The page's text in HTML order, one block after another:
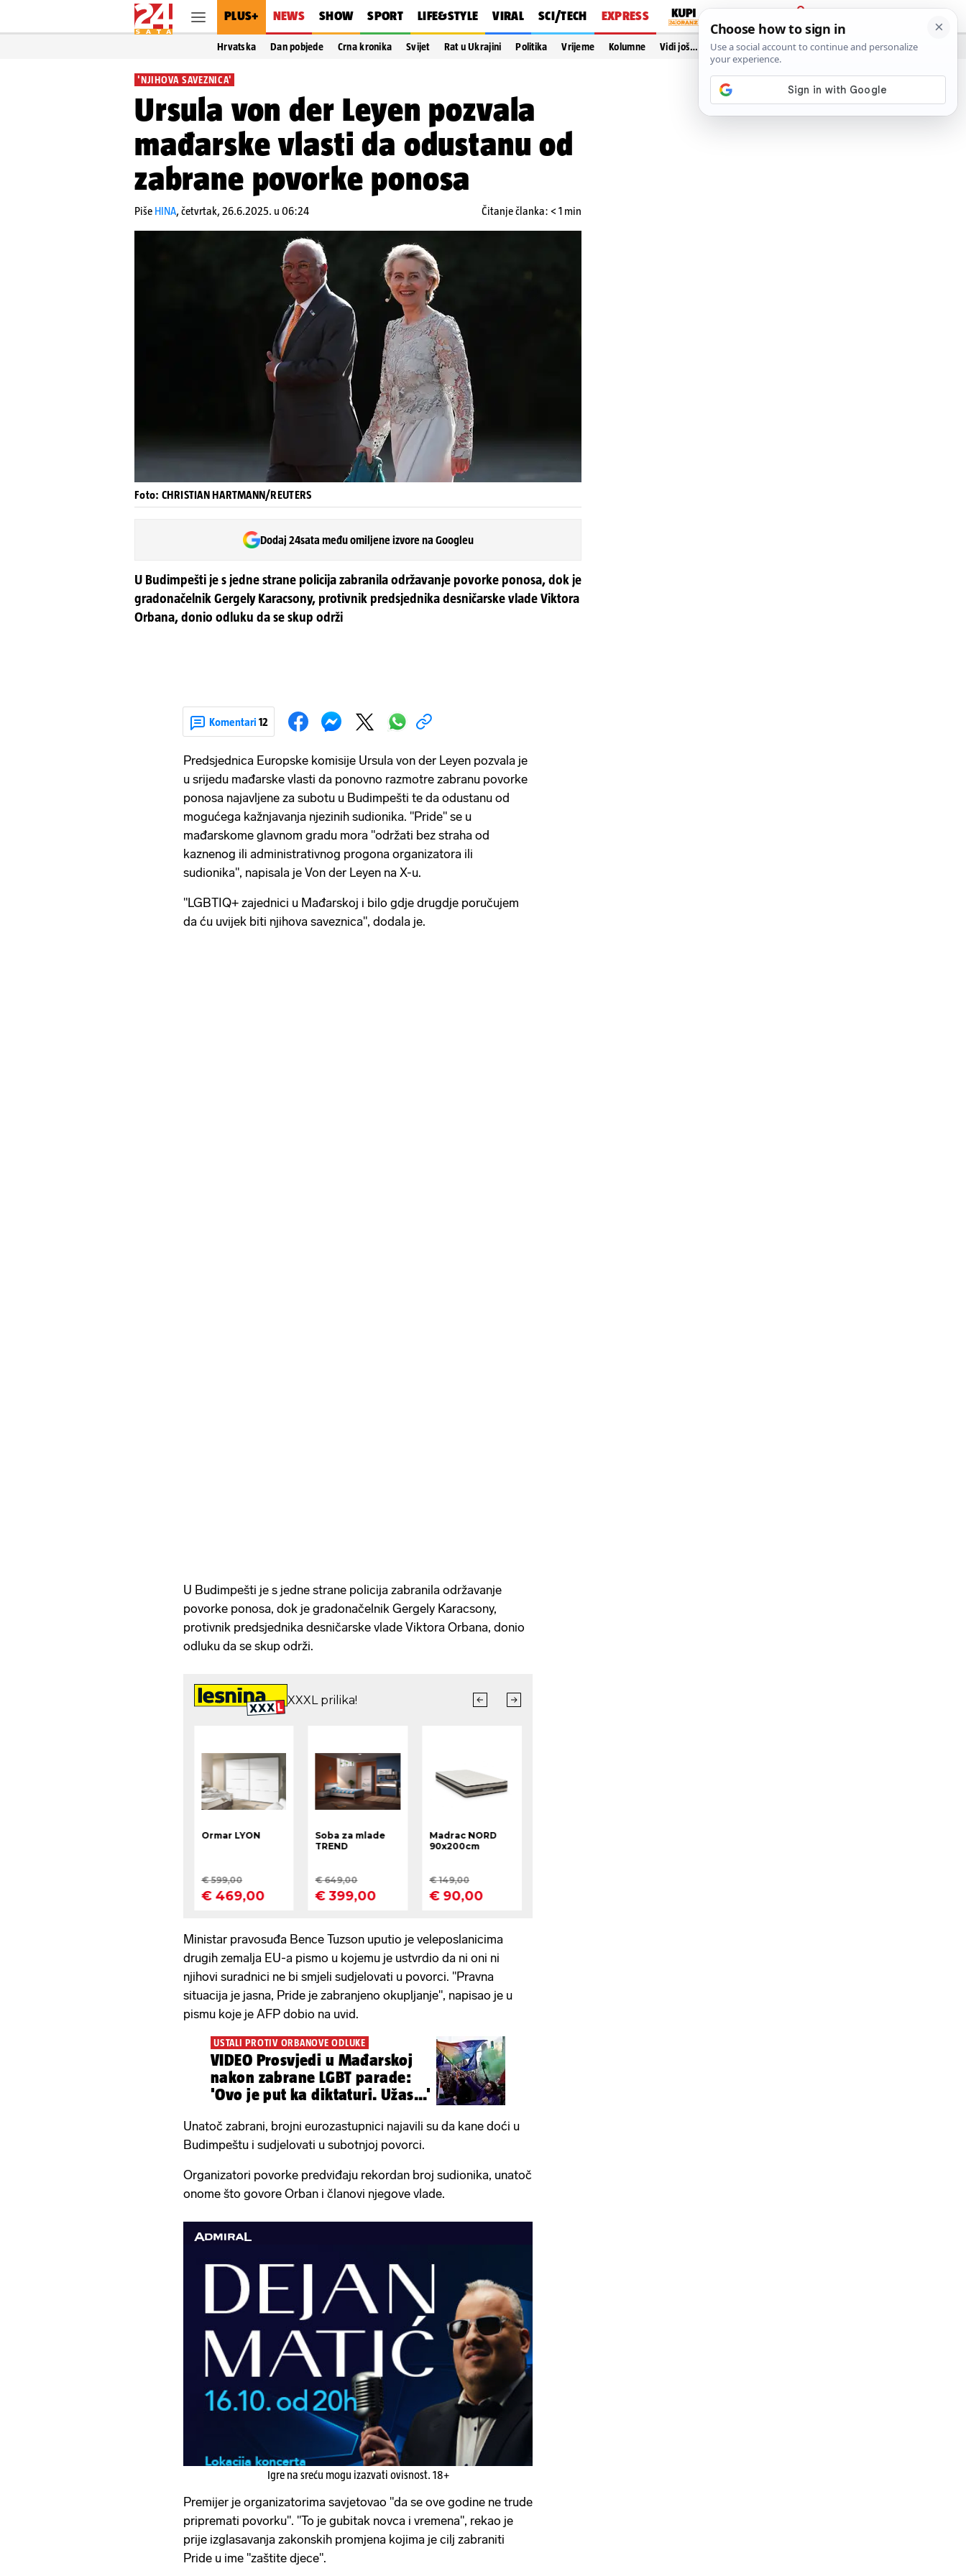
PLUS+ NEWS SHOW SPORT LIFE&STYLE VIRAL SCI/TECH EXPRESS
PRIJAVA
Hrvatska Dan pobjede Crna kronika Svijet Rat u Ukrajini Politika Vrijeme Kolumne Vidi još…
'NJIHOVA SAVEZNICA'
Ursula von der Leyen pozvala
mađarske vlasti da odustanu od
zabrane povorke ponosa
Piše HINA,četvrtak, 26.6.2025. u 06:24 Čitanje članka: < 1 min
Foto: CHRISTIAN HARTMANN/REUTERS
Dodaj 24sata među omiljene izvore na Googleu
U Budimpešti je s jedne strane policija zabranila održavanje povorke ponosa, dok je
gradonačelnik Gergely Karacsony, protivnik predsjednika desničarske vlade Viktora
Orbana, donio odluku da se skup održi
Komentari 12
Predsjednica Europske komisije Ursula von der Leyen pozvala je
u srijedu mađarske vlasti da ponovno razmotre zabranu povorke
ponosa najavljene za subotu u Budimpešti te da odustanu od
mogućega kažnjavanja njezinih sudionika. "Pride" se u
mađarskome glavnom gradu mora "održati bez straha od
kaznenog ili administrativnog progona organizatora ili
sudionika", napisala je Von der Leyen na X-u.
"LGBTIQ+ zajednici u Mađarskoj i bilo gdje drugdje poručujem
da ću uvijek biti njihova saveznica", dodala je.
U Budimpešti je s jedne strane policija zabranila održavanje
povorke ponosa, dok je gradonačelnik Gergely Karacsony,
protivnik predsjednika desničarske vlade Viktora Orbana, donio
odluku da se skup održi.
Ministar pravosuđa Bence Tuzson uputio je veleposlanicima
drugih zemalja EU-a pismo u kojemu je ustvrdio da ni oni ni
njihovi suradnici ne bi smjeli sudjelovati u povorci. "Pravna
situacija je jasna, Pride je zabranjeno okupljanje", napisao je u
pismu koje je AFP dobio na uvid.
USTALI PROTIV ORBANOVE ODLUKE
VIDEO Prosvjedi u Mađarskoj
nakon zabrane LGBT parade:
'Ovo je put ka diktaturi. Užas...'
Unatoč zabrani, brojni eurozastupnici najavili su da kane doći u
Budimpeštu i sudjelovati u subotnjoj povorci.
Organizatori povorke predviđaju rekordan broj sudionika, unatoč
onome što govore Orban i članovi njegove vlade.
Igre na sreću mogu izazvati ovisnost. 18+
Premijer je organizatorima savjetovao "da se ove godine ne trude
pripremati povorku". "To je gubitak novca i vremena", rekao je
prije izglasavanja zakonskih promjena kojima je cilj zabraniti
Pride u ime "zaštite djece".